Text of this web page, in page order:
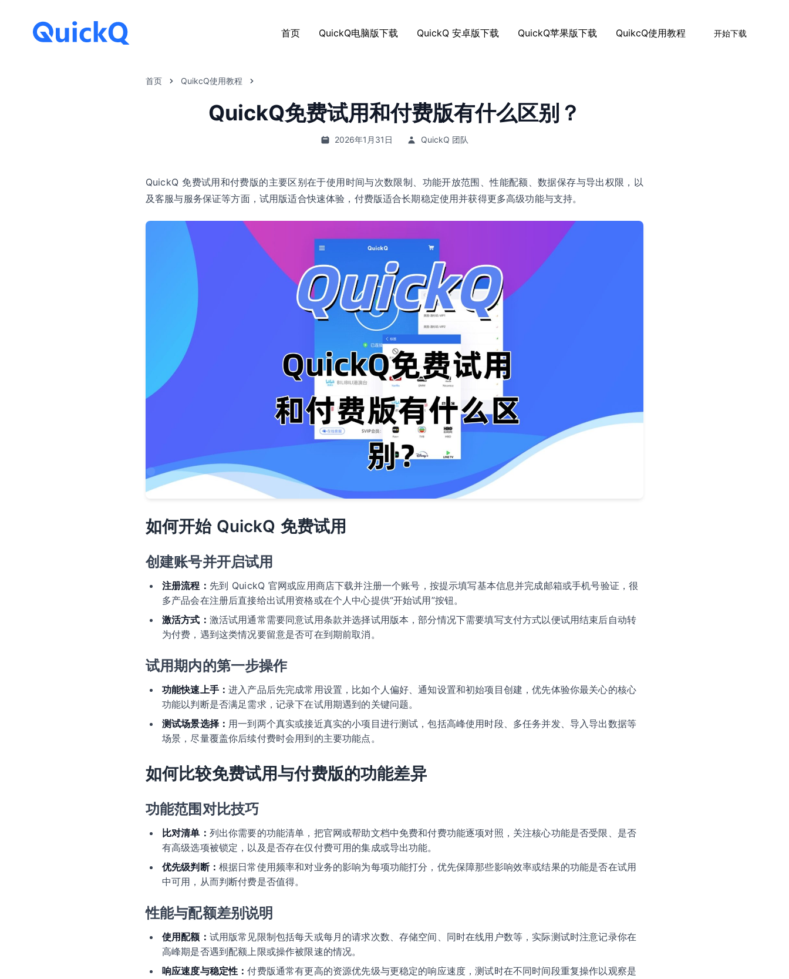
首页 QuickQ电脑版下载 QuickQ 安卓版下载 QuickQ苹果版下载 QuikcQ使用教程 开始下载
首页 QuikcQ使用教程
QuickQ免费试用和付费版有什么区别？
2026年1月31日 QuickQ 团队
QuickQ 免费试用和付费版的主要区别在于使用时间与次数限制、功能开放范围、性能配额、数据保存与导出权限，以
及客服与服务保证等方面，试用版适合快速体验，付费版适合长期稳定使用并获得更多高级功能与支持。
如何开始 QuickQ 免费试用
创建账号并开启试用
注册流程： 先到 QuickQ 官网或应用商店下载并注册一个账号，按提示填写基本信息并完成邮箱或手机号验证，很
多产品会在注册后直接给出试用资格或在个人中心提供“开始试用”按钮。
激活方式： 激活试用通常需要同意试用条款并选择试用版本，部分情况下需要填写支付方式以便试用结束后自动转
为付费，遇到这类情况要留意是否可在到期前取消。
试用期内的第一步操作
功能快速上手：进入产品后先完成常用设置，比如个人偏好、通知设置和初始项目创建，优先体验你最关心的核心
功能以判断是否满足需求，记录下在试用期遇到的关键问题。
测试场景选择： 用一到两个真实或接近真实的小项目进行测试，包括高峰使用时段、多任务并发、导入导出数据等
场景，尽量覆盖你后续付费时会用到的主要功能点。
如何比较免费试用与付费版的功能差异
功能范围对比技巧
比对清单： 列出你需要的功能清单，把官网或帮助文档中免费和付费功能逐项对照，关注核心功能是否受限、是否
有高级选项被锁定，以及是否存在仅付费可用的集成或导出功能。
优先级判断： 根据日常使用频率和对业务的影响为每项功能打分，优先保障那些影响效率或结果的功能是否在试用
中可用，从而判断付费是否值得。
性能与配额差别说明
使用配额： 试用版常见限制包括每天或每月的请求次数、存储空间、同时在线用户数等，实际测试时注意记录你在
高峰期是否遇到配额上限或操作被限速的情况。
响应速度与稳定性：付费版通常有更高的资源优先级与更稳定的响应速度，测试时在不同时间段重复操作以观察是